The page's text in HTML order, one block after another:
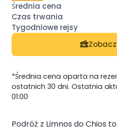
*Średnia cena oparta na
ostatnich 30 dni. Ostatnia
01:00
Podróż z Limnos do Chios